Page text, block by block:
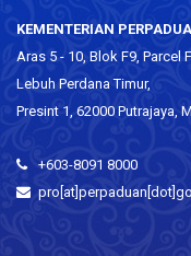
KEMENTERIAN
Aras 5 - 10, Blok F9, Parcel F,
Lebuh Perdana Timur,
Presint 1, 62000 Putrajaya,
+603-8091 8000